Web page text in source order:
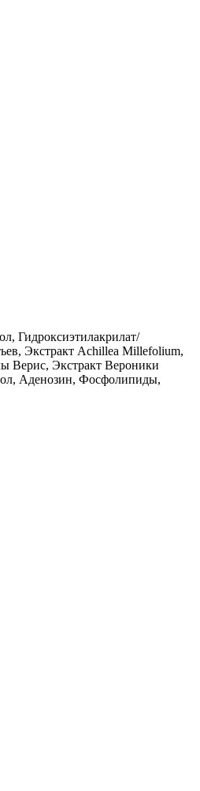
Гидроксиэтилакрилат/
Экстракт Achillea Millefolium,
Верис, Экстракт Вероники
Аденозин, Фосфолипиды,